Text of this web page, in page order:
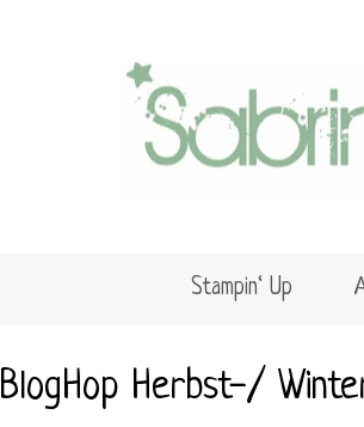
Stampin‘ Up
BlogHop Herbst-/